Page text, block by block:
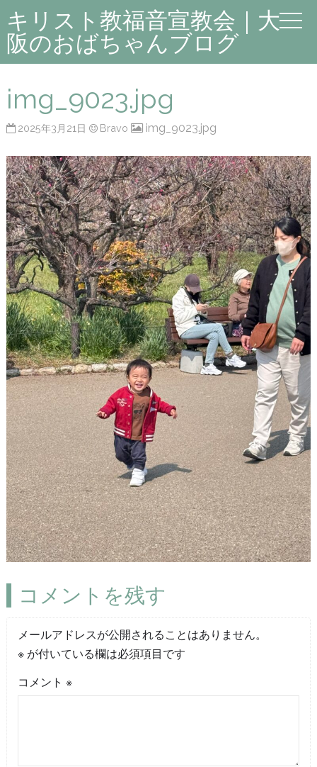
キリスト教福音宣教会｜大
阪のおばちゃんブログ
img_9023.jpg
2025年3月21日 Bravo img_9023.jpg
コメントを残す
メールアドレスが公開されることはありません。
※が付いている欄は必須項目です
コメント ※